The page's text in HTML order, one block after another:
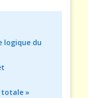
logique du
totale »